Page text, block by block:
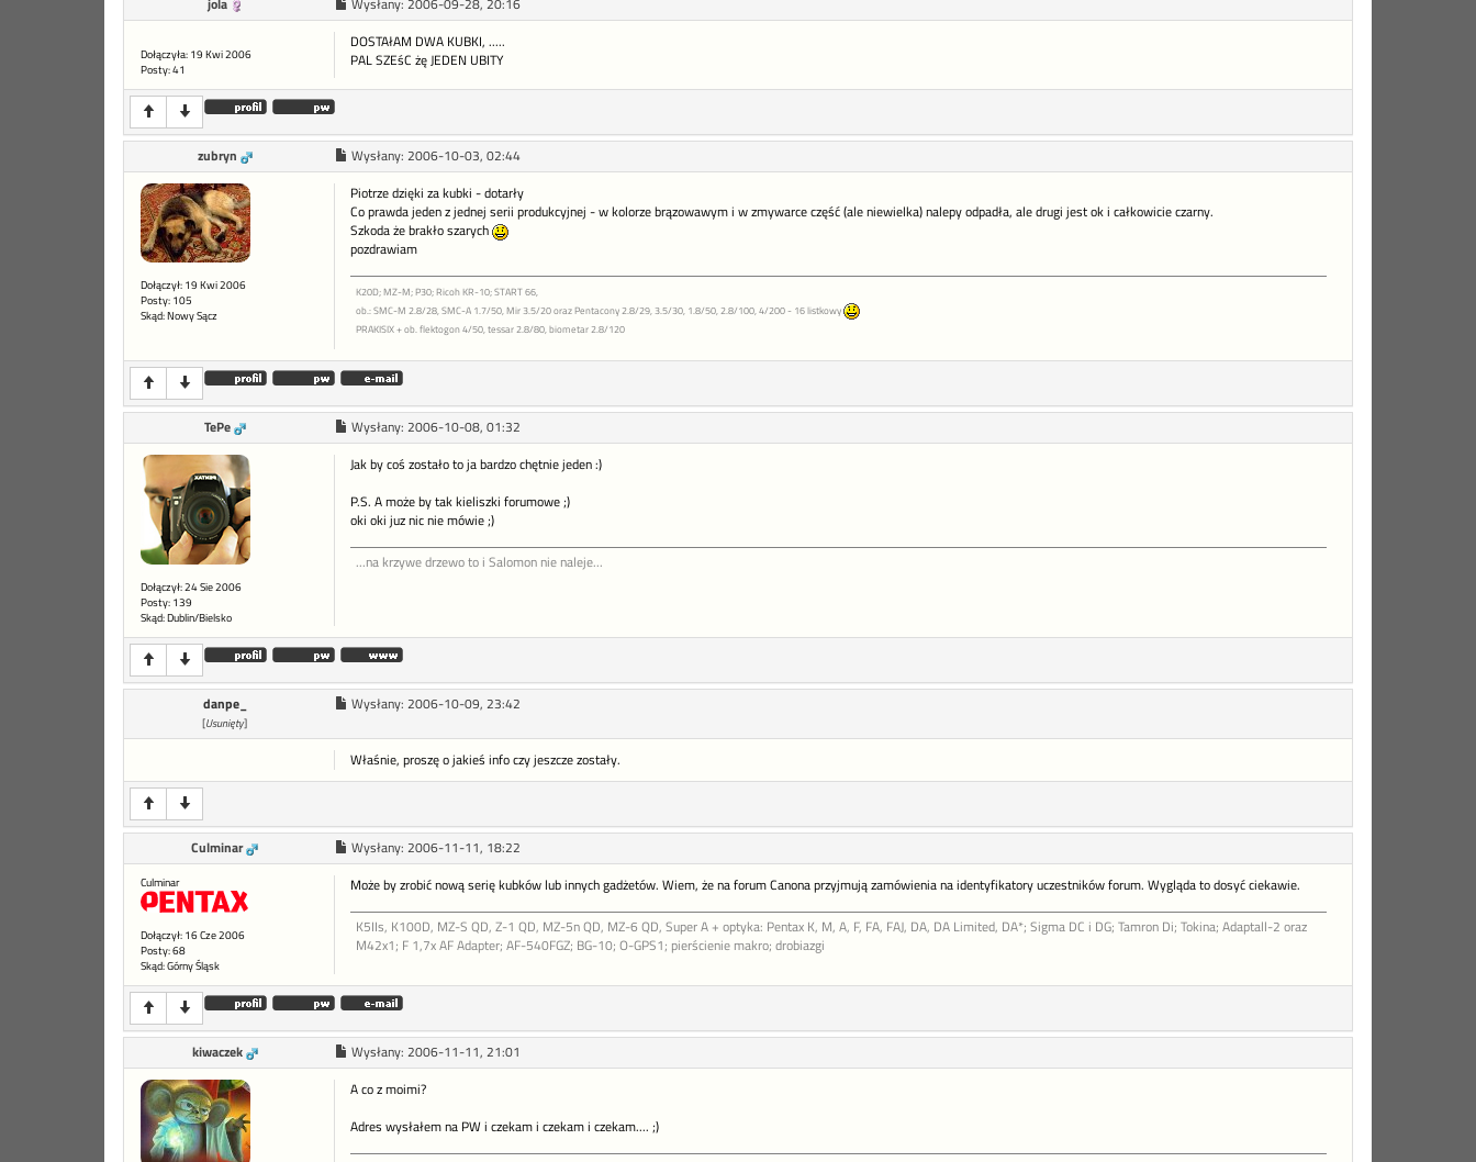
jola Wysłany: 2006-09-28, 20:16
Dołączyła: 19 Kwi 2006
Posty: 41
DOSTAłAM DWA KUBKI, .....
PAL SZEśC żę JEDEN UBITY
zubryn Wysłany: 2006-10-03, 02:44
Dołączył: 19 Kwi 2006
Posty: 105
Skąd: Nowy Sącz
Piotrze dzięki za kubki - dotarły
Co prawda jeden z jednej serii produkcyjnej - w kolorze brązowawym i w zmywarce część (ale niewielka) nalepy odpadła, ale drugi jest ok i całkowicie czarny.
Szkoda że brakło szarych
pozdrawiam
K20D; MZ-M; P30; Ricoh KR-10; START 66,
ob.: SMC-M 2.8/28, SMC-A 1.7/50, Mir 3.5/20 oraz Pentacony 2.8/29, 3.5/30, 1.8/50, 2.8/100, 4/200 - 16 listkowy
PRAKISIX + ob. flektogon 4/50, tessar 2.8/80, biometar 2.8/120
TePe Wysłany: 2006-10-08, 01:32
Dołączył: 24 Sie 2006
Posty: 139
Skąd: Dublin/Bielsko
Jak by coś zostało to ja bardzo chętnie jeden :)
P.S. A może by tak kieliszki forumowe ;)
oki oki juz nic nie mówie ;)
...na krzywe drzewo to i Salomon nie naleje...
danpe_
[Usunięty]
Wysłany: 2006-10-09, 23:42
Właśnie, proszę o jakieś info czy jeszcze zostały.
Culminar Wysłany: 2006-11-11, 18:22
Culminar
Dołączył: 16 Cze 2006
Posty: 68
Skąd: Górny Śląsk
Może by zrobić nową serię kubków lub innych gadżetów. Wiem, że na forum Canona przyjmują zamówienia na identyfikatory uczestników forum. Wygląda to dosyć ciekawie.
K5IIs, K100D, MZ-S QD, Z-1 QD, MZ-5n QD, MZ-6 QD, Super A + optyka: Pentax K, M, A, F, FA, FAJ, DA, DA Limited, DA*; Sigma DC i DG; Tamron Di; Tokina; Adaptall-2 oraz
M42x1; F 1,7x AF Adapter; AF-540FGZ; BG-10; O-GPS1; pierścienie makro; drobiazgi
kiwaczek Wysłany: 2006-11-11, 21:01
A co z moimi?
Adres wysłałem na PW i czekam i czekam i czekam.... ;)